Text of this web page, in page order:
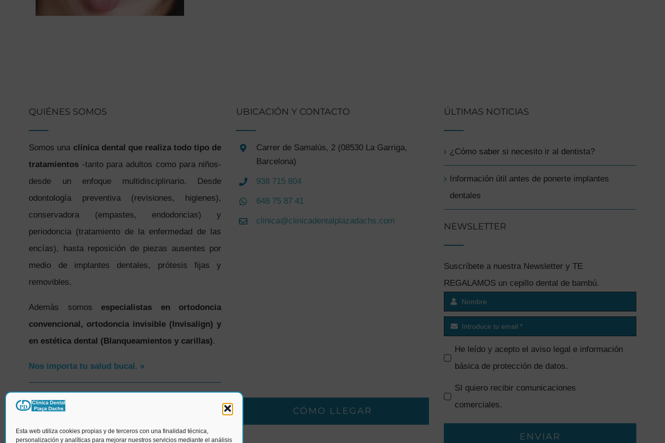
Esta web utiliza cookies propias y de terceros con una finalidad técnica,
personalización y analíticas para mejorar nuestros servicios mediante el análisis
QUIÉNES SOMOS
Somos una clínica dental que realiza todo tipo de
tratamientos -tanto para adultos como para niños-
desde un enfoque multidisciplinario. Desde
odontología preventiva (revisiones, higienes),
conservadora (empastes, endodoncias) y
periodoncia (tratamiento de la enfermedad de las
encías), hasta reposición de piezas ausentes por
medio de implantes dentales, prótesis fijas y
removibles.
Además somos especialistas en ortodoncia
convencional, ortodoncia invisible (Invisalign) y
en estética dental (Blanqueamientos y carillas).
Nos importa tu salud bucal. »
SÍGUENOS
UBICACIÓN Y CONTACTO
Carrer de Samalús, 2 (08530 La Garriga,
Barcelona)
938 715 804
648 75 87 41
clinica@clinicadentalplazadachs.com
CÓMO LLEGAR
ÚLTIMAS NOTICIAS
¿Cómo saber si necesito ir al dentista?
Información útil antes de ponerte implantes
dentales
NEWSLETTER
Suscríbete a nuestra Newsletter y TE
REGALAMOS un cepillo dental de bambú.
He leído y acepto el aviso legal e información
básica de protección de datos.
SI quiero recibir comunicaciones
comerciales.
ENVIAR